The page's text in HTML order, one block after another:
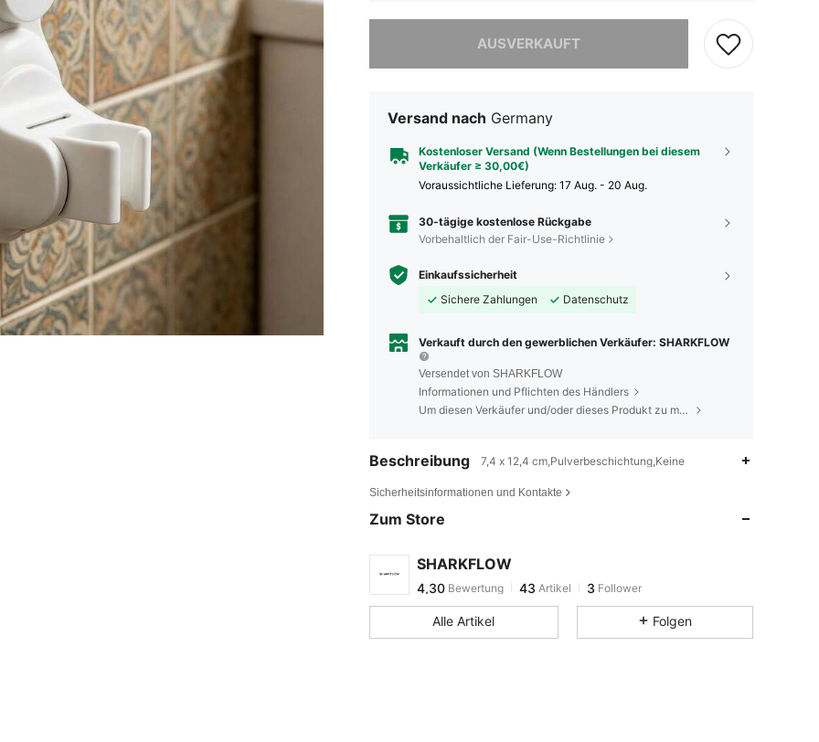
AUSVERKAUFT
Sorry, dieses Produkt ist ausverkauft.
Versand nach Germany
Kostenloser Versand (Wenn Bestellungen bei diesem
Verkäufer ≥ 30,00€)
Voraussichtliche Lieferung: 17 Aug. - 20 Aug.
30-tägige kostenlose Rückgabe
Vorbehaltlich der Fair-Use-Richtlinie
Einkaufssicherheit
Sichere Zahlungen
Datenschutz
Verkauft durch den gewerblichen Verkäufer: SHARKFLOW
Versendet von SHARKFLOW
Informationen und Pflichten des Händlers
Um diesen Verkäufer und/oder dieses Produkt zu melden
Beschreibung 7,4 x 12,4 cm,Pulverbeschichtung,Keine
Sicherheitsinformationen und Kontakte
Zum Store
SHARKFLOW
4,30
c***eist Vor 1 Taggefolgt
Alle Artikel Folgen